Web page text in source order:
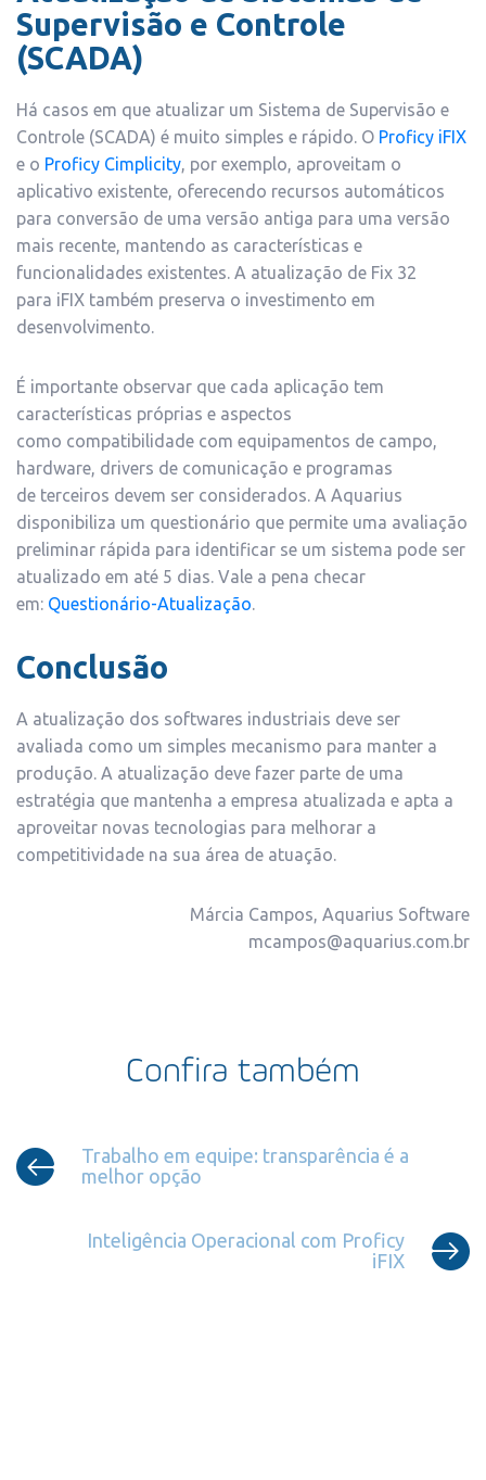
Supervisão e Controle
(SCADA)
Há casos em que atualizar um Sistema de Supervisão e
Controle (SCADA) é muito simples e rápido. O Proficy iFIX
e o Proficy Cimplicity, por exemplo, aproveitam o
aplicativo existente, oferecendo recursos automáticos
para conversão de uma versão antiga para uma versão
mais recente, mantendo as características e
funcionalidades existentes. A atualização de Fix 32
para iFIX também preserva o investimento em
desenvolvimento.
É importante observar que cada aplicação tem
características próprias e aspectos
como compatibilidade com equipamentos de campo,
hardware, drivers de comunicação e programas
de terceiros devem ser considerados. A Aquarius
disponibiliza um questionário que permite uma avaliação
preliminar rápida para identificar se um sistema pode ser
atualizado em até 5 dias. Vale a pena checar
em: Questionário-Atualização.
Conclusão
A atualização dos softwares industriais deve ser
avaliada como um simples mecanismo para manter a
produção. A atualização deve fazer parte de uma
estratégia que mantenha a empresa atualizada e apta a
aproveitar novas tecnologias para melhorar a
competitividade na sua área de atuação.
Márcia Campos, Aquarius Software
mcampos@aquarius.com.br
Confira também
Trabalho em equipe: transparência é a
melhor opção
Inteligência Operacional com Proficy
iFIX